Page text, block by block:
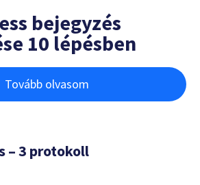
bejegyzés
10 lépésben
Tovább olvasom
– 3 protokoll